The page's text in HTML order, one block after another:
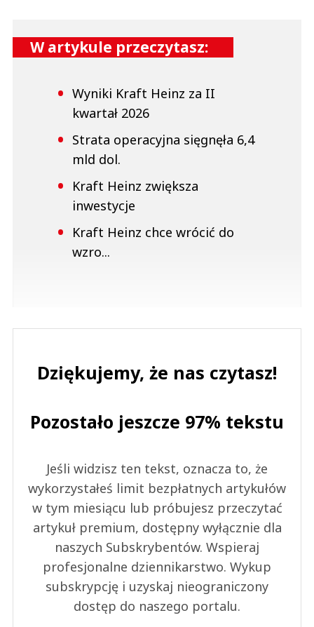
W artykule przeczytasz:
Wyniki Kraft Heinz za II
kwartał 2026
Strata operacyjna sięgnęła 6,4
mld dol.
Kraft Heinz zwiększa
inwestycje
Kraft Heinz chce wrócić do
wzro...
Dziękujemy, że nas czytasz!
Pozostało jeszcze 97% tekstu
Jeśli widzisz ten tekst, oznacza to, że
wykorzystałeś limit bezpłatnych artykułów
w tym miesiącu lub próbujesz przeczytać
artykuł premium, dostępny wyłącznie dla
naszych Subskrybentów. Wspieraj
profesjonalne dziennikarstwo. Wykup
subskrypcję i uzyskaj nieograniczony
dostęp do naszego portalu.